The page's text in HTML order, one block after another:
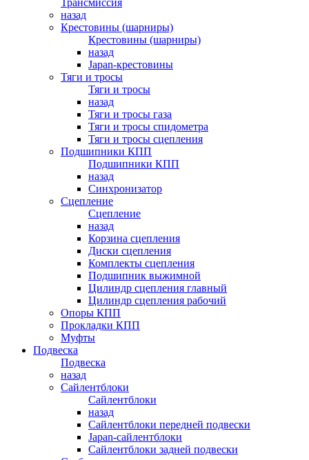
Трансмиссия
назад
Крестовины (шарниры)
Крестовины (шарниры)
назад
Japan-крестовины
Тяги и тросы
Тяги и тросы
назад
Тяги и тросы газа
Тяги и тросы спидометра
Тяги и тросы сцепления
Подшипники КПП
Подшипники КПП
назад
Синхронизатор
Сцепление
Сцепление
назад
Корзина сцепления
Диски сцепления
Комплекты сцепления
Подшипник выжимной
Цилиндр сцепления главный
Цилиндр сцепления рабочий
Опоры КПП
Прокладки КПП
Муфты
Подвеска
Подвеска
назад
Сайлентблоки
Сайлентблоки
назад
Сайлентблоки передней подвески
Japan-сайлентблоки
Сайлентблоки задней подвески